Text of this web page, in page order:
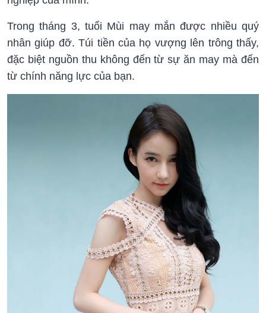
Trong tháng 3, tuổi Mùi may mắn được nhiều quý
nhân giúp đỡ. Túi tiền của họ vượng lên trông thấy,
đặc biệt nguồn thu không đến từ sự ăn may mà đến
từ chính năng lực của bạn.